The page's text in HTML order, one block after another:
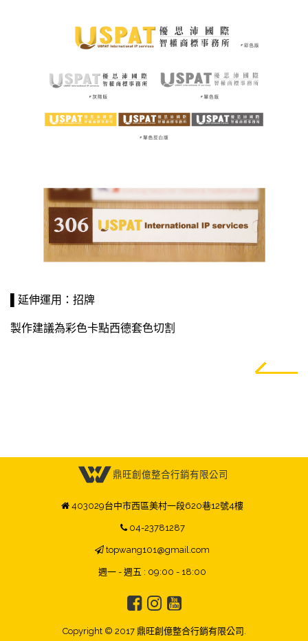
▌延伸運用：招牌
製作建議為彩色卡點西德套色切割
鼎旺創億整合行銷有限公司
403029台中市西區美村一段620巷12號4樓
04-23781287
topwang101@gmail.com
週一 - 週五 : 09:00 - 18:00
Copyright © 2017 鼎旺創億整合行銷有限公司.